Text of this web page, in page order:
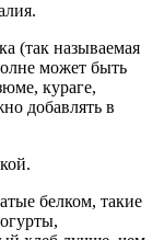
(так называемая
может быть
кураге,
добавлять в
белком, такие